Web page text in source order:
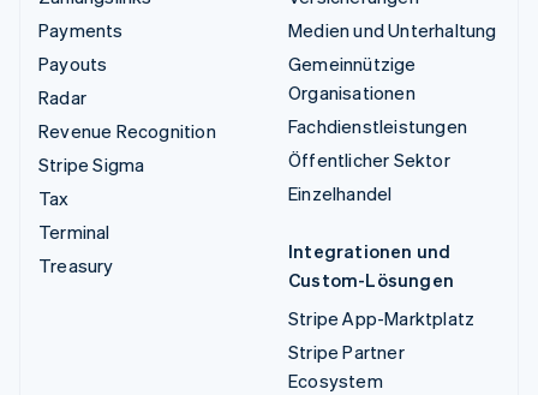
Payments
Payouts
Radar
Revenue Recognition
Stripe Sigma
Tax
Terminal
Treasury
Medien und Unterhaltung
Gemeinnützige
Organisationen
Fachdienstleistungen
Öffentlicher Sektor
Einzelhandel
Integrationen und
Custom-Lösungen
Stripe App-Marktplatz
Stripe Partner
Ecosystem